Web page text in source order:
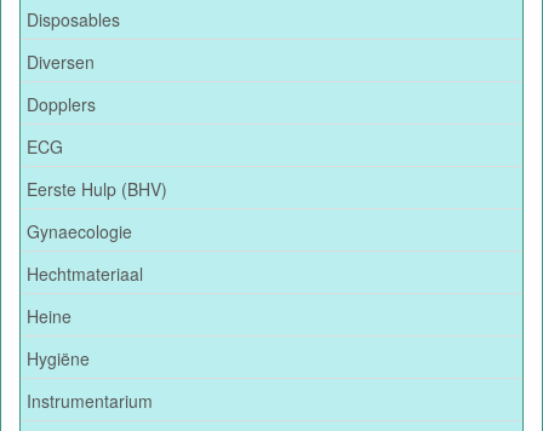
Disposables
Diversen
Dopplers
ECG
Eerste Hulp (BHV)
Gynaecologie
Hechtmateriaal
Heine
Hygiëne
Instrumentarium